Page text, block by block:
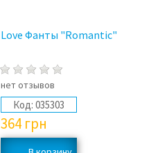
Love Фанты "Romantic"
нет отзывов
Код: 035303
364 грн